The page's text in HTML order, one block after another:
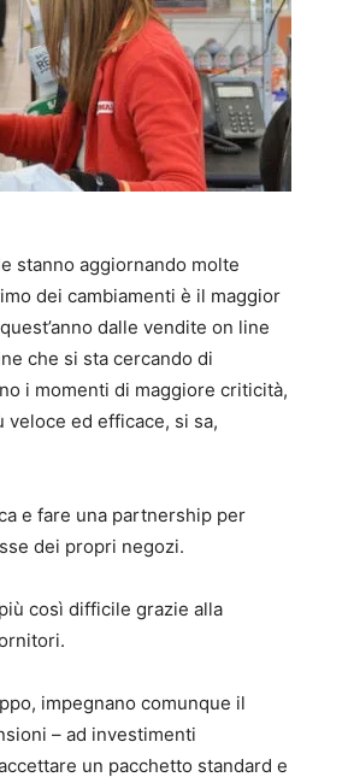
stanno aggiornando molte
dei cambiamenti è il maggior
dalle vendite on line
che si sta cercando di
i momenti di maggiore criticità,
ed efficace, si sa,
e fare una partnership per
dei propri negozi.
così difficile grazie alla
impegnano comunque il
– ad investimenti
un pacchetto standard e